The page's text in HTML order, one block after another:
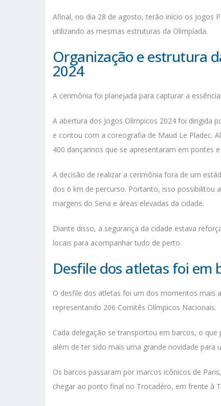
Afinal, no dia 28 de agosto, terão início os Jogos
utilizando as mesmas estruturas da Olimpíada.
Organização e estrutura
2024
A cerimônia foi planejada para capturar a
A abertura dos Jogos Olímpicos 2024 foi dirigida
e contou com a coreografia de Maud Le Pladec.
400 dançarinos que se apresentaram em pontes
A decisão de realizar a cerimônia fora de um
dos 6 km de percurso. Portanto, isso possibilitou
margens do Sena e áreas elevadas da cidade​.
Diante disso, a segurança da cidade estava
locais para acompanhar tudo de perto.
Desfile dos atletas foi em
O desfile dos atletas foi um dos momentos mais
representando 206 Comitês Olímpicos Nacionais.
Cada delegação se transportou em barcos, o
além de ter sido mais uma grande novidade para
Os barcos passaram por marcos icônicos de
chegar ao ponto final no Trocadéro, em frente à